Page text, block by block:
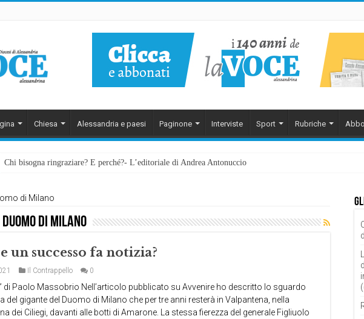
Chiesa Alessandria e paesi Paginone Interviste Sport Rubriche
Chi bisogna ringraziare? E perché?- L’editoriale di Andrea Antonuccio
L’arte di piegarsi senza spezzarsi: la memoria della rinascita. Manuale pratico di imperfezione, di Enzo
di Milano
Duomo di Milano
un successo fa notizia?
Il Contrappello 0
di Paolo Massobrio Nell’articolo pubblicato su Avvenire ho descritto lo sguardo
del gigante del Duomo di Milano che per tre anni resterà in Valpantena, nella
dei Ciliegi, davanti alle botti di Amarone. La stessa fierezza del generale Figliuolo